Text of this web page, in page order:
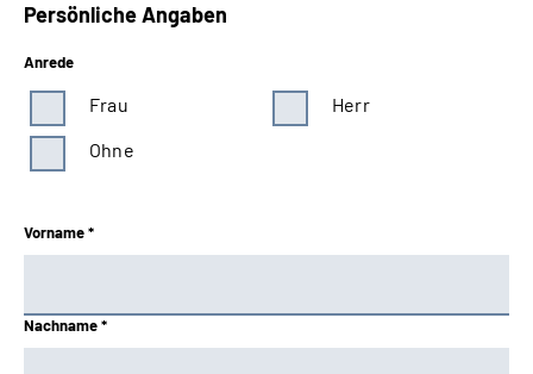
Persönliche Angaben
Anrede
Frau
Herr
Ohne
Vorname *
Nachname *